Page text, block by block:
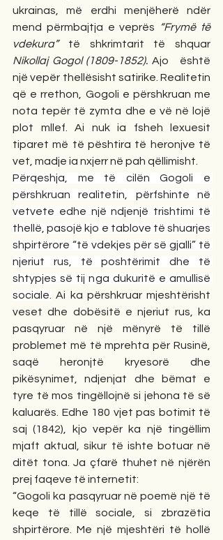
ukrainas, më erdhi menjëherë ndër
mend përmbajtja e veprës
“Frymë të
vdekura”
Nikollaj Gogol (1809-1852). Ajo
është
një vepër thellësisht satirike. Realitetin
që e rrethon, Gogoli e përshkruan me
nota tepër të zymta dhe e vë në lojë
plot mllef. Ai nuk ia fsheh lexuesit
tiparet më të pështira të heronjve të
vet, madje ia nxjerr në pah qëllimisht.
Përqeshja, me të cilën Gogoli e
përshkruan realitetin, përfshinte në
vetvete edhe një ndjenjë trishtimi të
thellë, pasojë kjo e tablove të shuarjes
shpirtërore “të vdekjes për së gjalli” të
njeriut rus, të poshtërimit dhe të
shtypjes së tij nga dukuritë e amullisë
sociale.
Ai ka përshkruar mjeshtërisht
veset dhe dobësitë e njeriut rus, ka
pasqyruar në një mënyrë të tillë
problemet më të mprehta për Rusinë,
saqë heronjtë kryesorë dhe
pikësynimet, ndjenjat dhe bëmat e
tyre të mos tingëllojnë si jehona të së
kaluarës. Edhe 180 vjet pas botimit të
saj (1842), kjo vepër ka një tingëllim
mjaft aktual, sikur të ishte botuar në
ditët tona. Ja çfarë thuhet në njërën
prej faqeve të internetit:
“Gogoli ka pasqyruar në poemë një të
keqe të tillë sociale, si zbrazëtia
shpirtërore. Me një mjeshtëri të hollë